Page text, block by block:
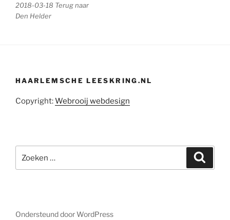
2018-03-18 Terug naar
Den Helder
HAARLEMSCHE LEESKRING.NL
Copyright:Webrooij webdesign
naar:
Ondersteund door WordPress